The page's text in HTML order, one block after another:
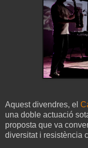
Aquest divendres, el
una doble actuació
proposta que va
diversitat i resistència